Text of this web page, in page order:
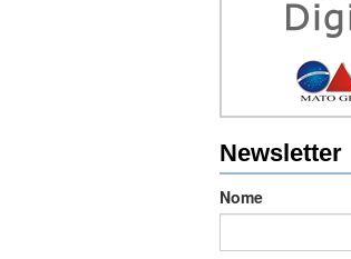
Newsletter
Nome